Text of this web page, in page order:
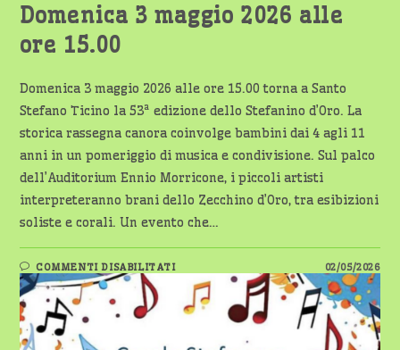
Domenica 3 maggio 2026 alle
ore 15.00
Domenica 3 maggio 2026 alle ore 15.00 torna a Santo
Stefano Ticino la 53ª edizione dello Stefanino d’Oro. La
storica rassegna canora coinvolge bambini dai 4 agli 11
anni in un pomeriggio di musica e condivisione. Sul palco
dell’Auditorium Ennio Morricone, i piccoli artisti
interpreteranno brani dello Zecchino d’Oro, tra esibizioni
soliste e corali. Un evento che…
COMMENTI DISABILITATISU
STEFANINO
D’ORO:
MUSICA
E
TRADIZIONE
02/05/2026